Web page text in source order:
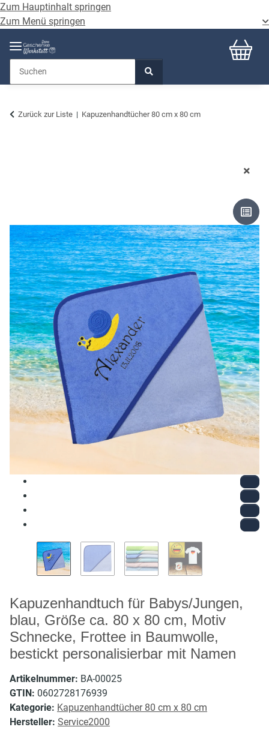
Zum Hauptinhalt springen
Zum Menü springen
Zurück zur Liste Kapuzenhandtücher 80 cm x 80 cm
Kapuzenhandtuch für Babys/Jungen,
blau, Größe ca. 80 x 80 cm, Motiv
Schnecke, Frottee in Baumwolle,
bestickt personalisierbar mit Namen
Artikelnummer: BA-00025
GTIN: 0602728176939
Kategorie: Kapuzenhandtücher 80 cm x 80 cm
Hersteller: Service2000